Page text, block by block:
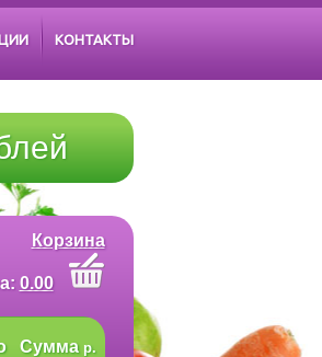
КОНТАКТЫ
Корзина
0.00
Сумма р.